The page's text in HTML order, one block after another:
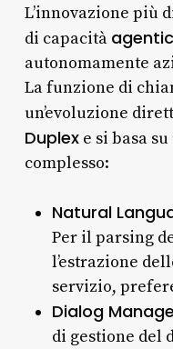
L’innovazione più
di capacità
autonomamente
La funzione di
un’evoluzione
Duplexe si basa
complesso:
Natural
Per il parsing
l’estrazione
servizio,
Dialog
di gestione del